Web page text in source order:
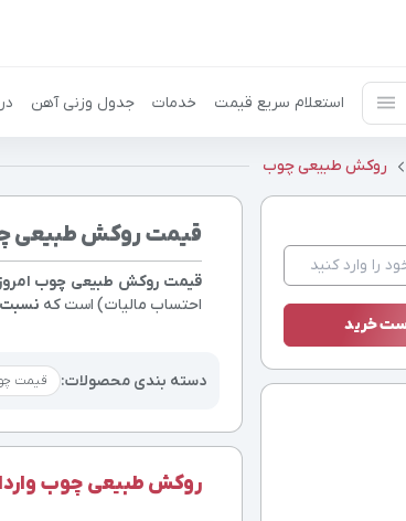
استعلام سریع قیمت خدمات جدول وزنی آهن
روکش طبیعی چوب
قیمت روکش طبیعی
قیمت روکش طبیعی چوب امروز در تاریخ
احتساب مالیات) است که نسبت
دسته بندی محصولات: قیمت
روکش طبیعی چوب